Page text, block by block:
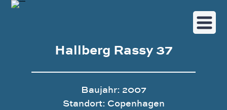
Hallberg Rassy 37
Baujahr: 2007
Standort: Copenhagen